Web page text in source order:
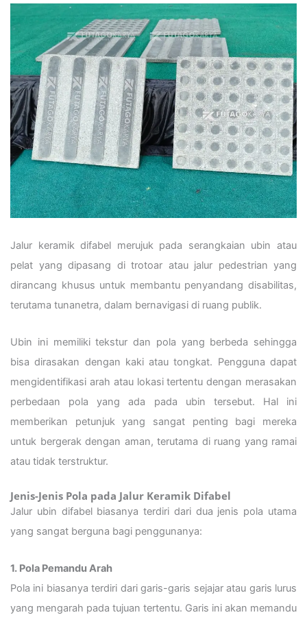
Jalur keramik difabel merujuk pada serangkaian ubin atau
pelat yang dipasang di trotoar atau jalur pedestrian yang
dirancang khusus untuk membantu penyandang disabilitas,
terutama tunanetra, dalam bernavigasi di ruang publik.
Ubin ini memiliki tekstur dan pola yang berbeda sehingga
bisa dirasakan dengan kaki atau tongkat. Pengguna dapat
mengidentifikasi arah atau lokasi tertentu dengan merasakan
perbedaan pola yang ada pada ubin tersebut. Hal ini
memberikan petunjuk yang sangat penting bagi mereka
untuk bergerak dengan aman, terutama di ruang yang ramai
atau tidak terstruktur.
Jenis-Jenis Pola pada Jalur Keramik Difabel
Jalur ubin difabel biasanya terdiri dari dua jenis pola utama
yang sangat berguna bagi penggunanya:
1. Pola Pemandu Arah
Pola ini biasanya terdiri dari garis-garis sejajar atau garis lurus
yang mengarah pada tujuan tertentu. Garis ini akan memandu